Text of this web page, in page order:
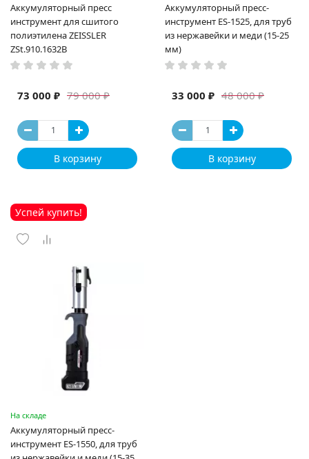
Аккумуляторный пресс
инструмент для сшитого
полиэтилена ZEISSLER
ZSt.910.1632B
79 000 ₽
73 000 ₽
В корзину
Аккумуляторный пресс-
инструмент ES-1525, для труб
из нержавейки и меди (15-25
мм)
48 000 ₽
33 000 ₽
В корзину
Успей купить!
На складе
Аккумуляторный пресс-
инструмент ES-1550, для труб